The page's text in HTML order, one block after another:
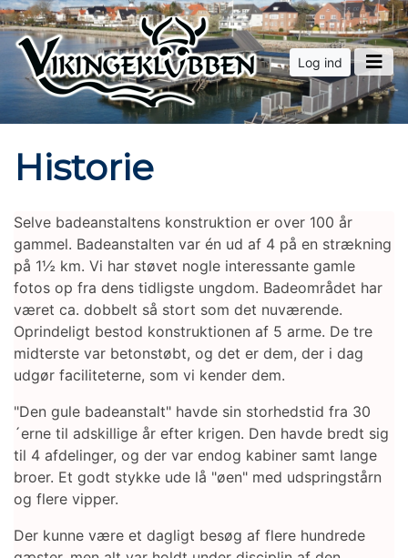
Log ind
Historie
Selve badeanstaltens konstruktion er over 100 år
gammel. Badeanstalten var én ud af 4 på en strækning
på 1½ km. Vi har støvet nogle interessante gamle
fotos op fra dens tidligste ungdom. Badeområdet har
været ca. dobbelt så stort som det nuværende.
Oprindeligt bestod konstruktionen af 5 arme. De tre
midterste var betonstøbt, og det er dem, der i dag
udgør faciliteterne, som vi kender dem.
"Den gule badeanstalt" havde sin storhedstid fra 30
´erne til adskillige år efter krigen. Den havde bredt sig
til 4 afdelinger, og der var endog kabiner samt lange
broer. Et godt stykke ude lå "øen" med udspringstårn
og flere vipper.
Der kunne være et dagligt besøg af flere hundrede